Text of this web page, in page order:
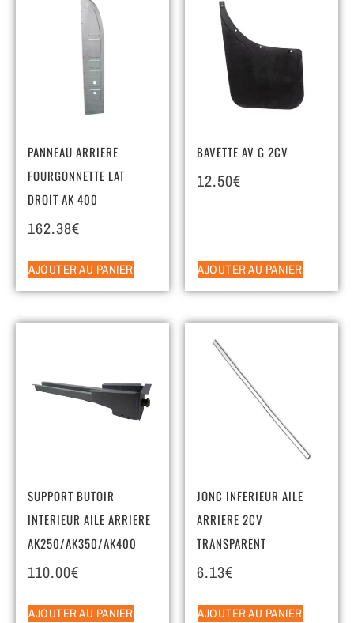
PANNEAU ARRIERE
FOURGONNETTE LAT
DROIT AK 400
162.38€
AJOUTER AU PANIER
BAVETTE AV G 2CV
12.50€
AJOUTER AU PANIER
SUPPORT BUTOIR
INTERIEUR AILE ARRIERE
AK250/AK350/AK400
110.00€
AJOUTER AU PANIER
JONC INFERIEUR AILE
ARRIERE 2CV
TRANSPARENT
6.13€
AJOUTER AU PANIER